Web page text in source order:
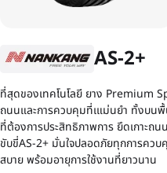
AS-2+
ที่สุดของเทคโนโลยี ยาง Premium
ถนนและการควบคุมที่เแม่นยำ ทั้งบน
ที่ต้องการประสิทธิภาพการ ยึดเกาะถ
ขับขี่AS-2+ มั่นใจปลอดภัยทุกการคว
สบาย พร้อมอายุการใช้งานที่ยาวนาน